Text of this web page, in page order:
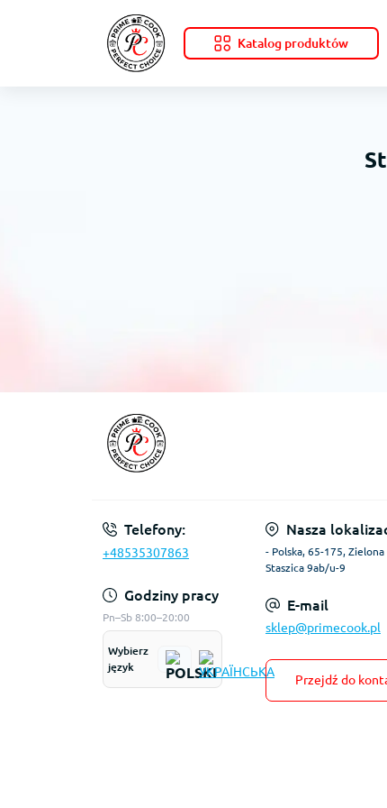
Katalog produktów
Telefony:
+48535307863
Godziny pracy
Pn–Sb 8:00–20:00
Wybierz
język
Nasza
- Polska, 65-175, Zielona
Staszica 9ab/u-9
E-mail
sklep@primecook.pl
Przejdź do